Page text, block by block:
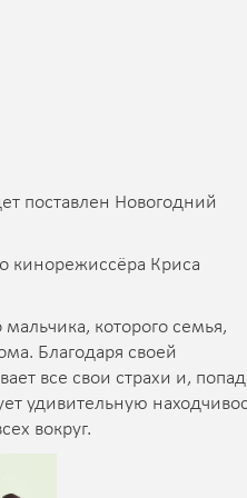
поставлен Новогодний
кинорежиссёра Криса
которого семья,
Благодаря своей
все свои страхи и,
удивительную
вокруг.